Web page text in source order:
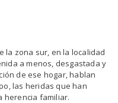
la zona sur, en la localidad
a menos, desgastada y
de ese hogar, hablan
las heridas que han
herencia familiar.